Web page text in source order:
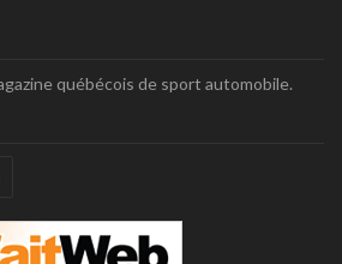
québécois de sport automobile.